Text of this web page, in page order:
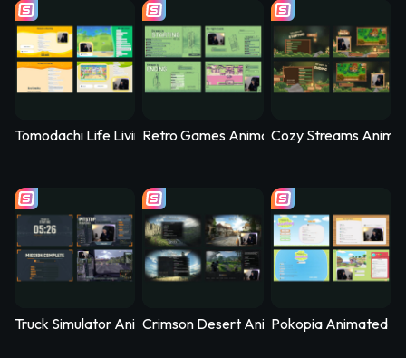
Tomodachi Life Living the Dream Animated Stream Overlay -
Retro Games Animated Stream Overlay
Cozy Streams
Truck Simulator Animated Stream Overlay – Logistica
Crimson Desert Animated Stream
Pokopia Animated